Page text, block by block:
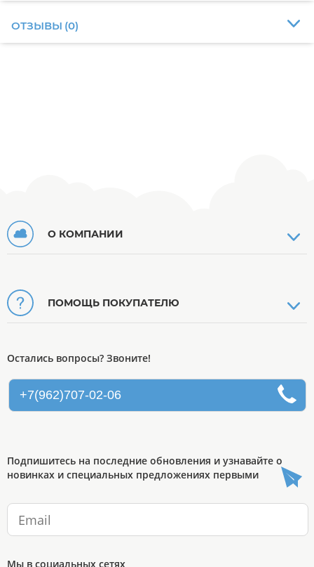
ОТЗЫВЫ (0)
О КОМПАНИИ
ПОМОЩЬ ПОКУПАТЕЛЮ
Остались вопросы? Звоните!
+7(962)707-02-06
Подпишитесь на последние обновления и узнавайте о
новинках и специальных предложениях первыми
Мы в социальных сетях